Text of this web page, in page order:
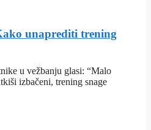
unaprediti trening
u vežbanju glasi: “Malo
izbačeni, trening snage